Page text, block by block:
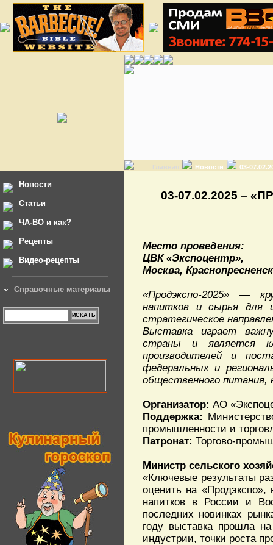
Главная Новости 03-
Новости
Статьи
ЧА-ВО и как?
Рецепты
Видео-рецепты
Справочные материалы
03-07.02.2025 –
Место проведения:
ЦВК «Экспоцентр»,
Москва,
«Продэкспо-2025» —
напитков и сырья для
стратегическое
Выставка играет
страны и является
производителей и
федеральных и
общественного питания,
Организатор: АО
Поддержка:
промышленности и
Патронат: Торгово-
Министр сельского
«Ключевые результаты
оценить на «Продэкспо»,
напитков в России и
последних новинках
году выставка прошла
индустрии, точки роста